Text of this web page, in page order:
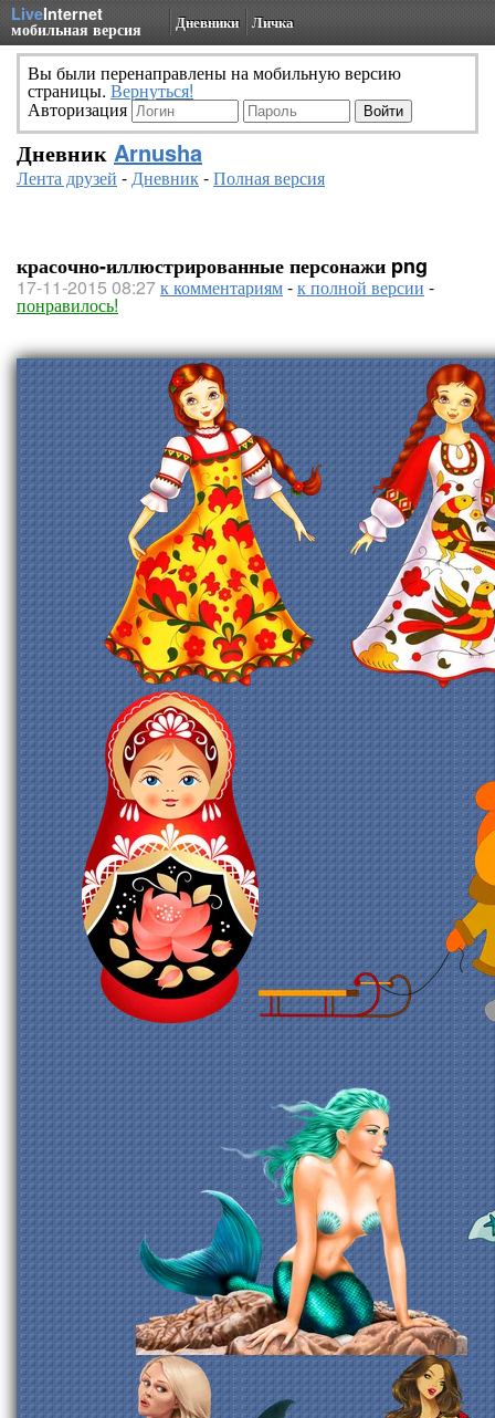
LiveInternet
мобильная версия Дневники Личка
Вы были перенаправлены на мобильную версию
страницы. Вернуться!
Авторизация
Дневник Arnusha
Лента друзей -Дневник-Полная версия
красочно-иллюстрированные персонажи png
17-11-2015 08:27к комментариям-к полной версии -
понравилось!